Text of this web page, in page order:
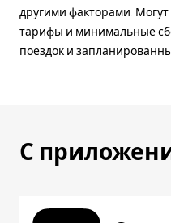
другими факторами.
тарифы и минимальные
поездок и
С